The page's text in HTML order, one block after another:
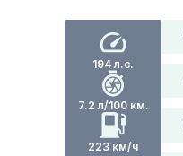
194 л.с.
7.2 л/100 км.
223 км/ч